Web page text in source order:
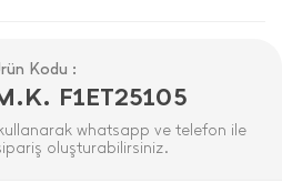
Kodu :
F1ET25105
whatsapp ve telefon ile
oluşturabilirsiniz.